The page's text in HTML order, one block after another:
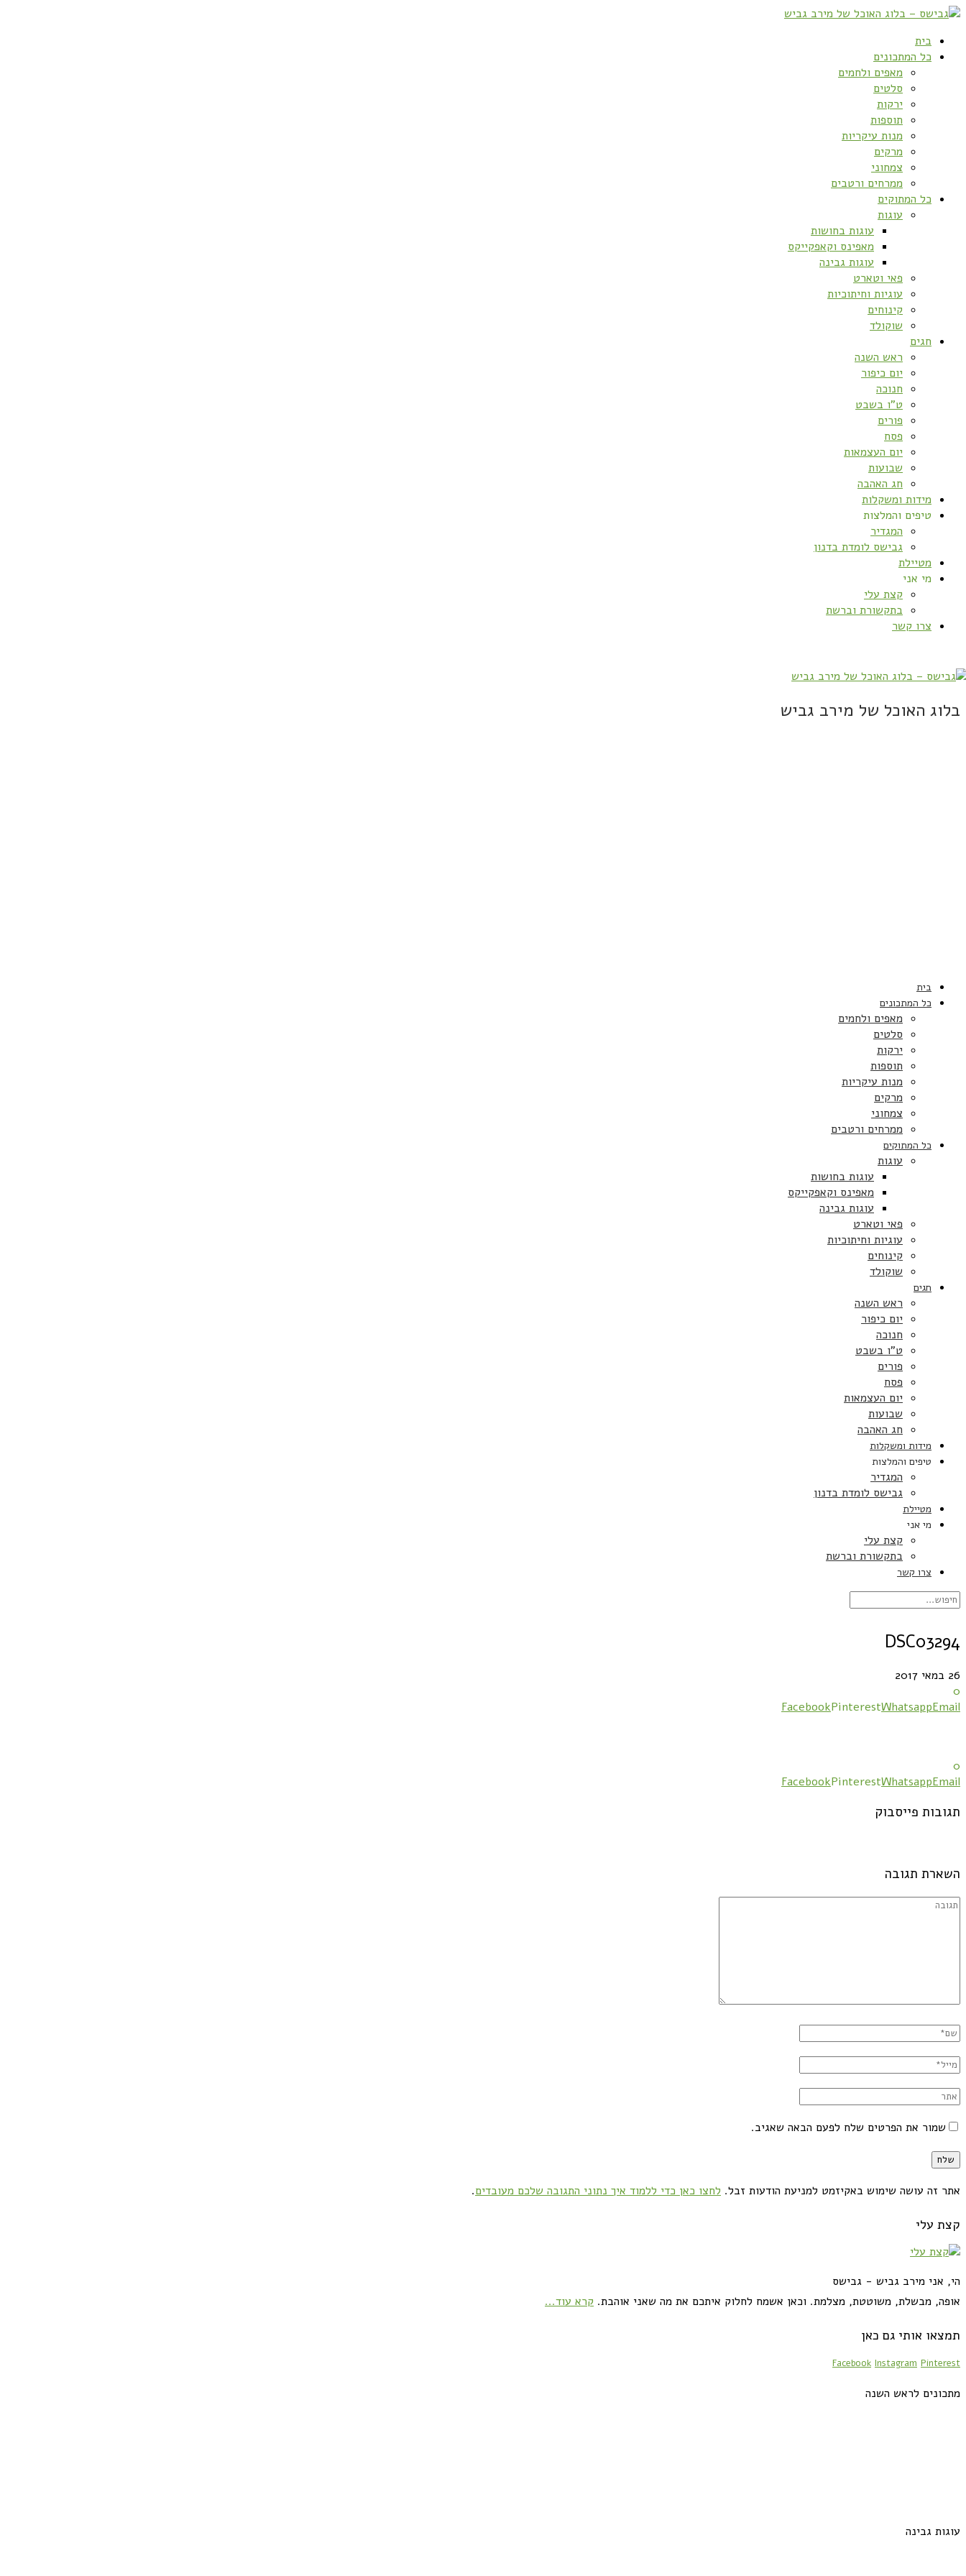
בית
כל המתכונים
מאפים ולחמים
סלטים
ירקות
תוספות
מנות עיקריות
מרקים
צמחוני
ממרחים ורטבים
כל המתוקים
עוגות
עוגות בחושות
מאפינס וקאפקייקס
עוגות גבינה
פאי וטארט
עוגיות וחיתוכיות
קינוחים
שוקולד
חגים
ראש השנה
יום כיפור
חנוכה
ט”ו בשבט
פורים
פסח
יום העצמאות
שבועות
חג האהבה
מידות ומשקלות
טיפים והמלצות
המגדיר
גבישס לומדת בדנון
מטיילת
מי אני
קצת עלי
בתקשורת וברשת
צרו קשר
בלוג האוכל של מירב גביש
בית
כל המתכונים
מאפים ולחמים
סלטים
ירקות
תוספות
מנות עיקריות
מרקים
צמחוני
ממרחים ורטבים
כל המתוקים
עוגות
עוגות בחושות
מאפינס וקאפקייקס
עוגות גבינה
פאי וטארט
עוגיות וחיתוכיות
קינוחים
שוקולד
חגים
ראש השנה
יום כיפור
חנוכה
ט”ו בשבט
פורים
פסח
יום העצמאות
שבועות
חג האהבה
מידות ומשקלות
טיפים והמלצות
המגדיר
גבישס לומדת בדנון
מטיילת
מי אני
קצת עלי
בתקשורת וברשת
צרו קשר
DSC03294
26 במאי 2017
0
FacebookPinterestWhatsappEmail
0
FacebookPinterestWhatsappEmail
תגובות פייסבוק
השארת תגובה
שמור את הפרטים שלח לפעם הבאה שאגיב.
אתר זה עושה שימוש באקיזמט למניעת הודעות זבל. לחצו כאן כדי ללמוד איך נתוני התגובה שלכם מעובדים.
קצת עלי
הי, אני מירב גביש - גבישס
אופה, מבשלת, משוטטת, מצלמת. וכאן אשמח לחלוק איתכם את מה שאני אוהבת. קרא עוד...
תמצאו אותי גם כאן
Facebook Instagram Pinterest
מתכונים לראש השנה
עוגות גבינה